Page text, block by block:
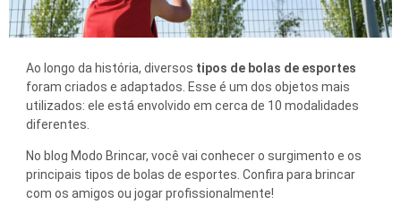
Ao longo da história, diversos tipos de bolas de esportes
foram criados e adaptados. Esse é um dos objetos mais
utilizados: ele está envolvido em cerca de 10 modalidades
diferentes.
No blog Modo Brincar, você vai conhecer o surgimento e os
principais tipos de bolas de esportes. Confira para brincar
com os amigos ou jogar profissionalmente!